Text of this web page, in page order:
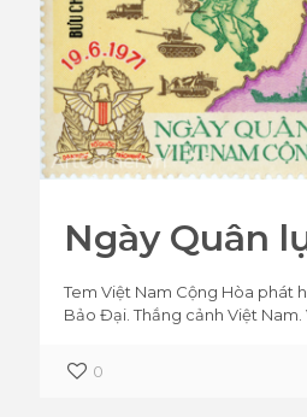
Ngày Quân
Tem Việt Nam Cộng Hòa phát
Bảo Đại. Thắng cảnh Việt
0